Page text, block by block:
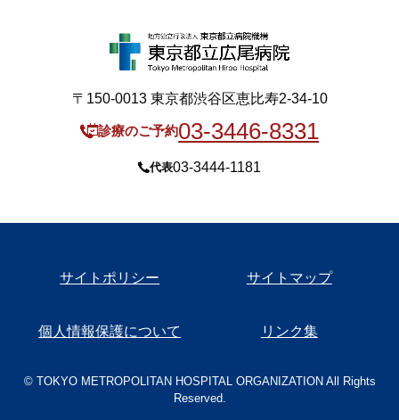
〒150-0013 東京都渋谷区恵比寿2-34-10
診療のご予約03-3446-8331
代表03-3444-1181
サイトポリシー サイトマップ
個人情報保護について リンク集
© TOKYO METROPOLITAN HOSPITAL ORGANIZATION All Rights
Reserved.